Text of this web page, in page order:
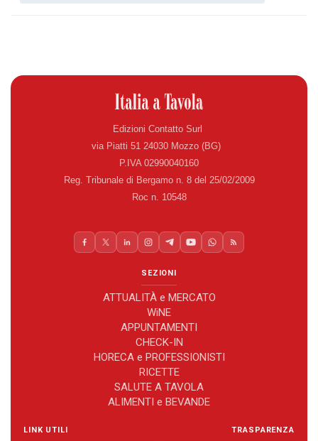
Edizioni Contatto Surl
via Piatti 51 24030 Mozzo (BG)
P.IVA 02990040160
Reg. Tribunale di Bergamo n. 8 del 25/02/2009
Roc n. 10548
SEZIONI
ATTUALITÀ e MERCATO
WiNE
APPUNTAMENTI
CHECK-IN
HORECA e PROFESSIONISTI
RICETTE
SALUTE A TAVOLA
ALIMENTI e BEVANDE
LINK UTILI TRASPARENZA